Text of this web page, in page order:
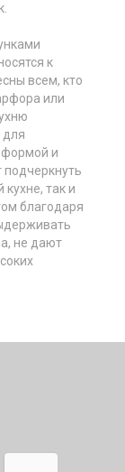
к
всем, кто
или
формой и
так и
благодаря
не дают